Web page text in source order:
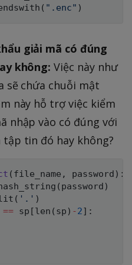
( ".enc" )
giải mã có đúng
không: Việc này như
sẽ chứa chuỗi mật
này hỗ trợ việc kiểm
nhập vào có đúng với
tin đó hay không?
( file_name , password ) :
( password )
( '.' )
== sp [len ( sp ) -2] :